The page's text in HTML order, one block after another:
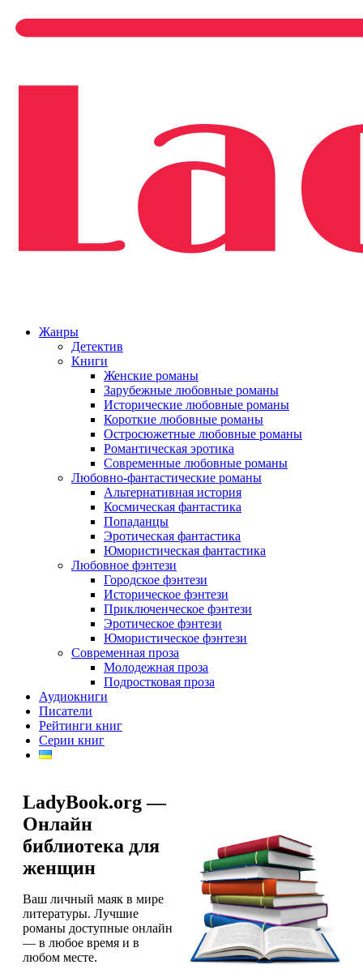
Жанры
Детектив
Книги
Женские романы
Зарубежные любовные романы
Исторические любовные романы
Короткие любовные романы
Остросюжетные любовные романы
Романтическая эротика
Современные любовные романы
Любовно-фантастические романы
Альтернативная история
Космическая фантастика
Попаданцы
Эротическая фантастика
Юмористическая фантастика
Любовное фэнтези
Городское фэнтези
Историческое фэнтези
Приключенческое фэнтези
Эротическое фэнтези
Юмористическое фэнтези
Современная проза
Молодежная проза
Подростковая проза
Аудиокниги
Писатели
Рейтинги книг
Серии книг
LadyBook.org —
Онлайн
библиотека для
женщин
Ваш личный маяк в мире
литературы. Лучшие
романы доступные онлайн
— в любое время и в
любом месте.